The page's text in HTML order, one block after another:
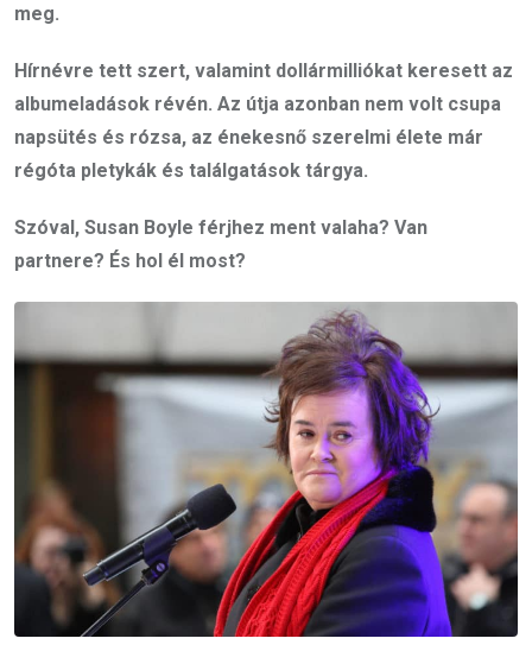
meg.
Hírnévre tett szert, valamint dollármilliókat keresett az
albumeladások révén. Az útja azonban nem volt csupa
napsütés és rózsa, az énekesnő szerelmi élete már
régóta pletykák és találgatások tárgya.
Szóval, Susan Boyle férjhez ment valaha? Van
partnere? És hol él most?